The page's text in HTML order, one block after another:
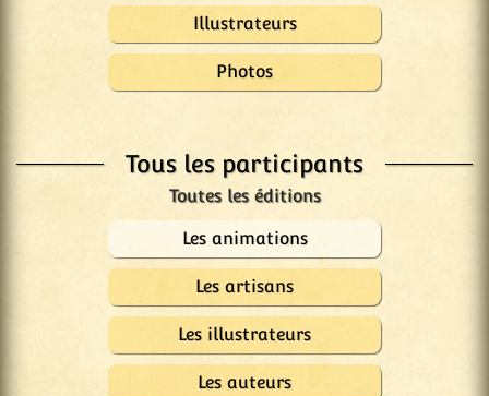
Illustrateurs
Photos
Tous les participants
Les animations
Les artisans
Les illustrateurs
Les auteurs